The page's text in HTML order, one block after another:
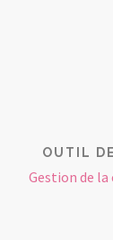
OUTIL
Gestion de